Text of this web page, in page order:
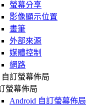
螢幕分享
影像顯示位置
畫筆
外部來源
媒體控制
網路
自訂螢幕佈局
螢幕佈局
Android 自訂螢幕佈局